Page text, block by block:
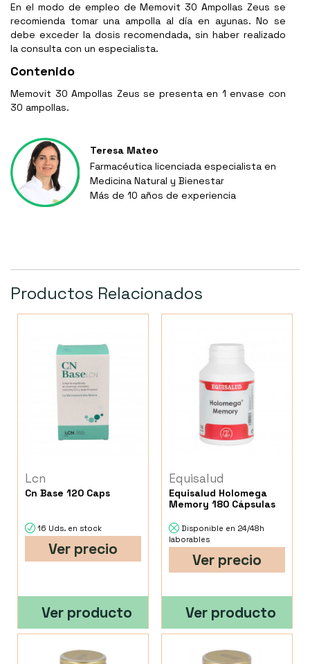
En el modo de empleo de Memovit 30 Ampollas Zeus se
recomienda tomar una ampolla al día en ayunas. No se
debe exceder la dosis recomendada, sin haber realizado
la consulta con un especialista.
Contenido
Memovit 30 Ampollas Zeus se presenta en 1 envase con
30 ampollas.
Teresa Mateo
Farmacéutica licenciada especialista en
Medicina Natural y Bienestar
Más de 10 años de experiencia
Productos Relacionados
Lcn
Cn Base 120 Caps
16 Uds. en stock
Ver precio
Ver producto
Equisalud
Equisalud Holomega
Memory 180 Cápsulas
Disponible en 24/48h
laborables
Ver precio
Ver producto